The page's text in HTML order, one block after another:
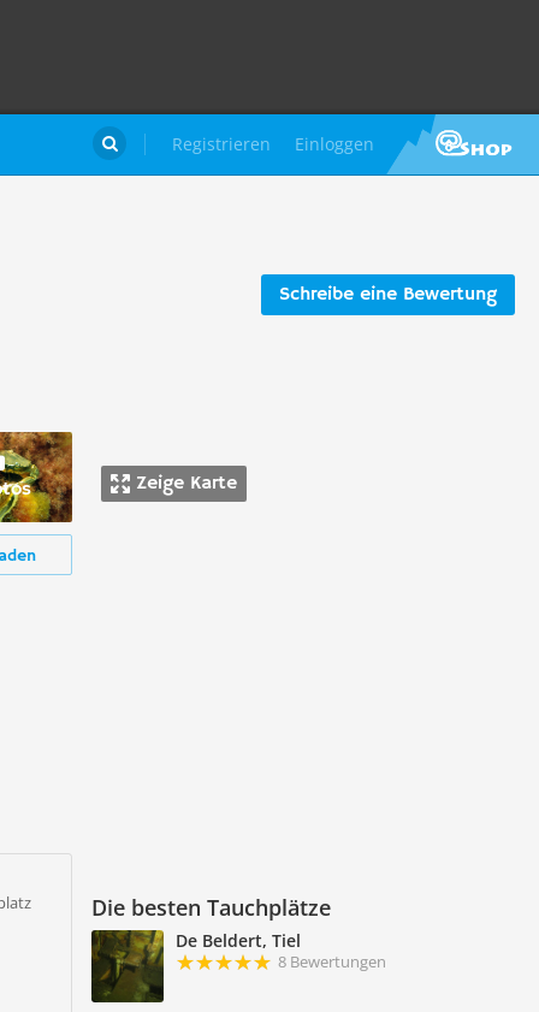
Registrieren Einloggen

Schreibe eine Bewertung
Zeige Karte
Die besten Tauchplätze
De Beldert, Tiel
8 Bewertungen